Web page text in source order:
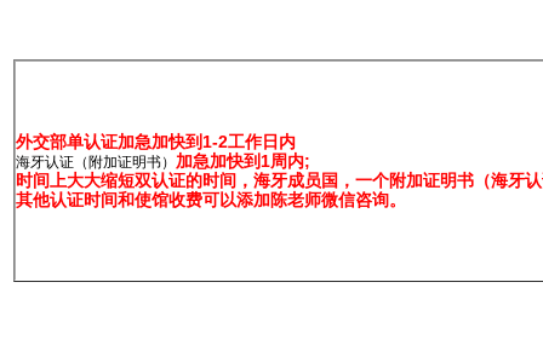
外交部单认证加急加快到1-2工作日内
海牙认证（附加证明书） 加急加快到1周内;
时间上大大缩短双认证的时间，海牙成员国，一个附加证明书（海牙
其他认证时间和使馆收费可以添加陈老师微信咨询。